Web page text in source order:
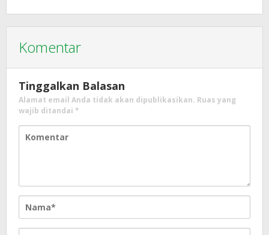
Komentar
Tinggalkan Balasan
Alamat email Anda tidak akan dipublikasikan. Ruas yang
wajib ditandai *